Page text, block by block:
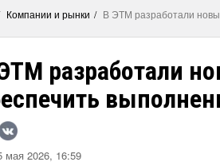
Компании и рынки В ЭТМ разработали
разработали
мая 2026, 16:59